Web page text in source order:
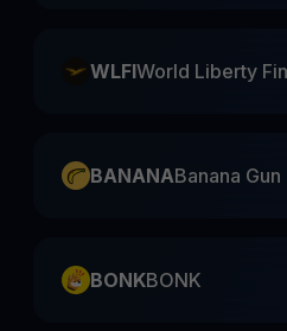
WLFIWorld Liberty
BANANABanana Gun
BONKBONK